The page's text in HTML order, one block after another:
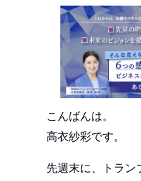
こんばんは。
高衣紗彩です。
先週末に、トラン